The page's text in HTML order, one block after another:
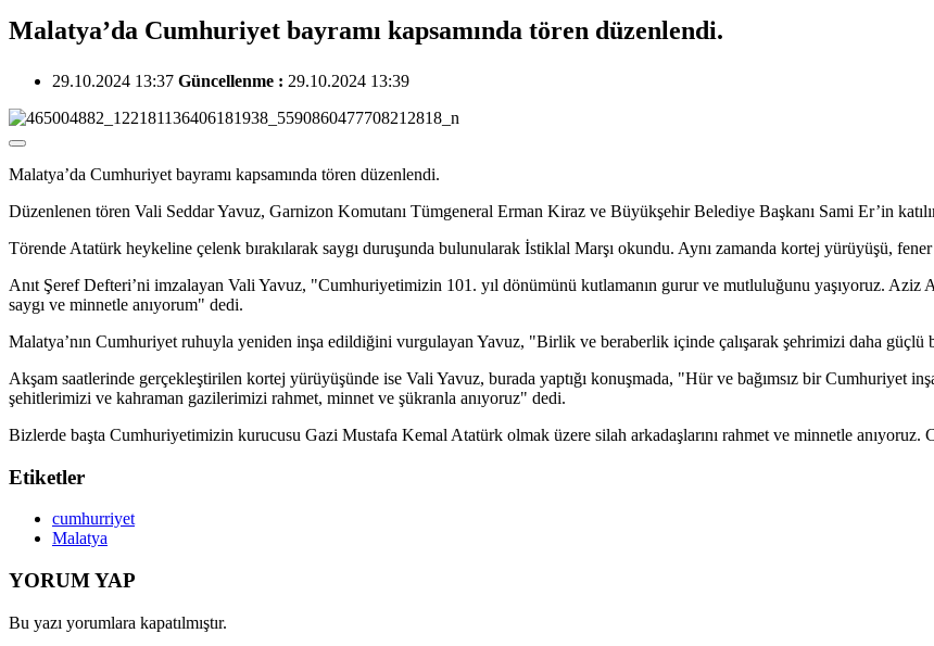
Malatya’da Cumhuriyet bayramı kapsamında tören düzenlendi.
29.10.2024 13:37 Güncellenme : 29.10.2024 13:39
Malatya’da Cumhuriyet bayramı kapsamında tören düzenlendi.
Düzenlenen tören Vali Seddar Yavuz, Garnizon Komutanı Tümgeneral Erman Kiraz ve Büyükşehir Belediye Başkanı Sami Er’in
Törende Atatürk heykeline çelenk bırakılarak saygı duruşunda bulunularak İstiklal Marşı okundu. Aynı zamanda kortej yürüyüşü,
Anıt Şeref Defteri’ni imzalayan Vali Yavuz, "Cumhuriyetimizin 101. yıl dönümünü kutlamanın gurur ve mutluluğunu yaşıyoruz. Aziz
saygı ve minnetle anıyorum" dedi.
Malatya’nın Cumhuriyet ruhuyla yeniden inşa edildiğini vurgulayan Yavuz, "Birlik ve beraberlik içinde çalışarak şehrimizi daha güçlü
Akşam saatlerinde gerçekleştirilen kortej yürüyüşünde ise Vali Yavuz, burada yaptığı konuşmada, "Hür ve bağımsız bir Cumhuriyet
şehitlerimizi ve kahraman gazilerimizi rahmet, minnet ve şükranla anıyoruz" dedi.
Bizlerde başta Cumhuriyetimizin kurucusu Gazi Mustafa Kemal Atatürk olmak üzere silah arkadaşlarını rahmet ve minnetle anıyoruz.
Etiketler
cumhurriyet
Malatya
YORUM YAP
Bu yazı yorumlara kapatılmıştır.